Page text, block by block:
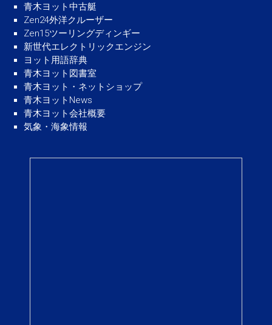
青木ヨット中古艇
Zen24外洋クルーザー
Zen15ツーリングディンギー
新世代エレクトリックエンジン
ヨット用語辞典
青木ヨット図書室
青木ヨット・ネットショップ
青木ヨットNews
青木ヨット会社概要
気象・海象情報